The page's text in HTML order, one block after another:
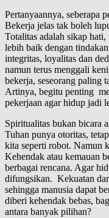
Pertanyaannya, seberapa
Bekerja jelas tak boleh
Totalitas adalah sikap
lebih baik dengan
integritas, loyalitas dan
namun terus menggali
bekerja, seseorang paling
Artinya, begitu penting
pekerjaan agar hidup jadi
Spiritualitas bukan bicara
Tuhan punya otoritas,
kita seperti robot. Namun
Kehendak atau kemauan
berbagai rencana. Agar
difungsikan. Kekuatan
sehingga manusia dapat
diberi kehendak bebas,
antara banyak pilihan?